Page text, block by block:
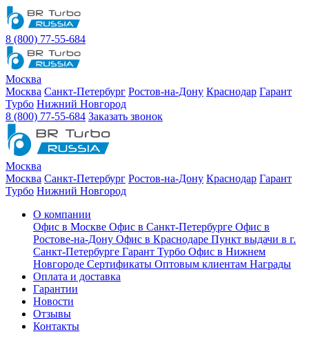
8 (800) 77-55-684
Москва
Москва Санкт-Петербург Ростов-на-Дону Краснодар Гарант
Турбо Нижний Новгород
8 (800) 77-55-684 Заказать звонок
Москва
Москва Санкт-Петербург Ростов-на-Дону Краснодар Гарант
Турбо Нижний Новгород
О компании
Офис в Москве Офис в Санкт-Петербурге Офис в
Ростове-на-Дону Офис в Краснодаре Пункт выдачи в г.
Санкт-Петербурге Гарант Турбо Офис в Нижнем
Новгороде Сертификаты Оптовым клиентам Награды
Оплата и доставка
Гарантии
Новости
Отзывы
Контакты